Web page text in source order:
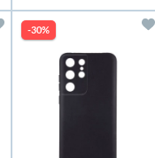
-30%